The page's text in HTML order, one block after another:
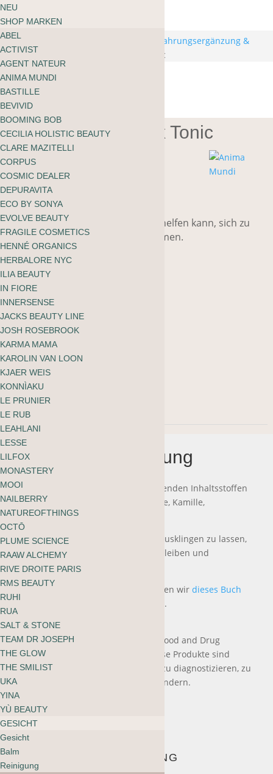
Start
Nahrungsergänzung &
Superfoods
/ Anima Mundi Relax Tonic
Anima Mundi Relax Tonic
CHF34.00
Ein entspannendes Tonikum, das helfen kann, sich zu
entspannen und zur Ruhe zu kommen.
59ml
Vorrätig
Anima
Relax
Tonic
Menge
-
In den Warenkorb
Beschreibung
Gemischt mit bekannten entspannenden Inhaltsstoffen
wie Zitronenmelisse, Passionsblume, Kamille,
Ashwagandha und Lavendel.
Perfekt, um den Abend gemütlich ausklingen zu lassen,
oder immer dann, wenn du ruhig bleiben und
weitermachen willst.*
Für weitere Informationen empfehlen wirdieses Buch
oder die Website von Anima Mundi.
*Diese Aussagen wurden von der Food and Drug
Administration nicht bewertet. Diese Produkte sind
nicht dazu bestimmt, Krankheiten zu diagnostizieren, zu
behandeln, zu heilen oder zu verhindern.
ANWENDUNG
Warenkorb
kein Produkt gefunden
zu shoppen
ÜBER MOOI
BLOG
English
NEU
SHOP MARKEN
ABEL
ACTIVIST
AGENT NATEUR
ANIMA MUNDI
BASTILLE
BEVIVID
BOOMING BOB
CECILIA HOLISTIC BEAUTY
CLARE MAZITELLI
CORPUS
COSMIC DEALER
DEPURAVITA
ECO BY SONYA
EVOLVE BEAUTY
FRAGILE COSMETICS
HENNÉ ORGANICS
HERBALORE NYC
ILIA BEAUTY
IN FIORE
INNERSENSE
JACKS BEAUTY LINE
JOSH ROSEBROOK
KARMA MAMA
KAROLIN VAN LOON
KJAER WEIS
KONNÌAKU
LE PRUNIER
LE RUB
LEAHLANI
LESSE
LILFOX
MONASTERY
MOOI
NAILBERRY
NATUREOFTHINGS
OCTŌ
PLUME SCIENCE
RAAW ALCHEMY
RIVE DROITE PARIS
RMS BEAUTY
RUHI
RUA
SALT & STONE
TEAM DR JOSEPH
THE GLOW
THE SMILIST
UKA
YINA
YÙ BEAUTY
GESICHT
Gesicht
Balm
Reinigung